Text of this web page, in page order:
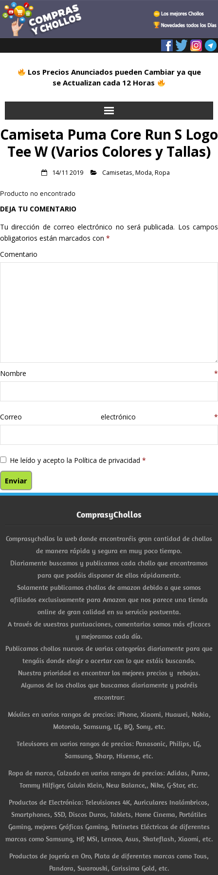
Los Precios Anunciados pueden Cambiar ya que
se Actualizan cada 12 Horas
Inicio
Alimentación
Deportes
Hogar
Informática
Stanley
libros
Camiseta Puma Core Run S Logo
Tee W (Varios Colores y Tallas)
14/11 2019 Camisetas,Moda,Ropa
Producto no encontrado
DEJA TU COMENTARIO
Tu dirección de correo electrónico no será publicada. Los campos
obligatorios están marcados con *
Comentario
Nombre *
Correo electrónico *
He leído y acepto la Política de privacidad *
ComprasyChollos
Comprasychollos la web donde encontraréis gran cantidad de chollos
de manera rápida y segura en muy poco tiempo.
Diariamente buscamos y publicamos cada chollo que encontramos
para que podáis disponer de ellos rápidamente.
Solamente publicamos chollos de amazon debido a que somos
afiliados exclusivamente para Amazon que nos parece una tienda
online de gran calidad en su servicio postventa.
A través de vuestras puntuaciones, comentarios somos más eficaces
y mejoramos cada día.
Publicamos chollos nuevos de varias categorías diariamente para que
tengáis donde elegir o acertar con lo que estáis buscando.
Nuestra prioridad es encontrar los mejores precios y rebajas.
Algunos de los chollos que buscamos diariamente y podréis
encontrar:
Móviles en varios rangos de precios: iPhone, Xiaomi, Huawei, Nokia,
Motorola, Samsung, LG, BQ, Sony, etc.
Televisores en varios rangos de precios: Panasonic, Philips, LG,
Samsung, Sharp, Hisense, etc.
Ropa de marca, Calzado en varios rangos de precios: Adidas, Puma,
Tommy Hilfiger, Calvin Klein, New Balance,, Nike, G-Star, etc.
Productos de Electrónica: Televisiones 4K, Auriculares Inalámbricos,
Smartphones, SSD, Discos Duros, Tablets, Home Cinema, Portátiles
Gaming, mejores Gráficas Gaming, Patinetes Eléctricos de diferentes
marcas como Samsung, HP, MSI, Lenovo, Asus, Skateflash, Xiaomi, etc.
Productos de Joyería en Oro, Plata de diferentes marcas como Tous,
Pandora, Swarovski, Carissima Gold, etc.